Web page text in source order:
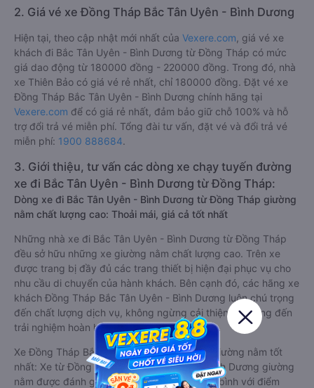
2. Giá vé xe Đồng Tháp Bắc Tân Uyên - Bình Dương
Hiện tại, theo cập nhật mới nhất của Vexere.com , giá vé xe
khách đi Bắc Tân Uyên - Bình Dương từ Đồng Tháp có mức
giá dao động từ 180000 đồng - 220000 đồng. Trong đó, nhà
xe Thiên Bảo có giá vé rẻ nhất, chỉ 180000 đồng. Đặt vé xe
Đồng Tháp Bắc Tân Uyên - Bình Dương chính hãng tại
Vexere.com để có giá rẻ nhất, đảm bảo giữ chỗ 100% và hỗ
trợ đổi trả vé miễn phí. Tổng đài tư vấn, đặt vé và đổi trả vé
miễn phí: 1900 888684.
3. Giới thiệu, tư vấn các dòng xe chạy tuyến đường
xe đi Bắc Tân Uyên - Bình Dương từ Đồng Tháp:
Dòng xe đi Bắc Tân Uyên - Bình Dương từ Đồng Tháp giường
nằm chất lượng cao: Thoải mái, giá cả tốt nhất
Những nhà xe đi Bắc Tân Uyên - Bình Dương từ Đồng Tháp
đều sở hữu những xe giường nằm chất lượng cao. Trên xe
được trang bị đầy đủ các trang thiết bị hiện đại phục vụ cho
nhu cầu di chuyển của hành khách. Bên cạnh đó, các hãng xe
khách Đồng Tháp Bắc Tân Uyên - Bình Dương luôn chú trọng
đến chất lượng dịch vụ, không ngừng cải thiện để mang đến
trải nghiệm hoàn hảo cho hành khách.
Xe Đồng Tháp Bắc Tân Uyên - Bình Dương giường nằm tốt
nhất: Xe từ Đồng Tháp đi Bắc Tân Uyên - Bình Dương giường
nằm được đánh giá chung chất lượng Trung bình với điểm